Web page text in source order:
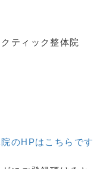
ティック整体院
のHPはこちらです